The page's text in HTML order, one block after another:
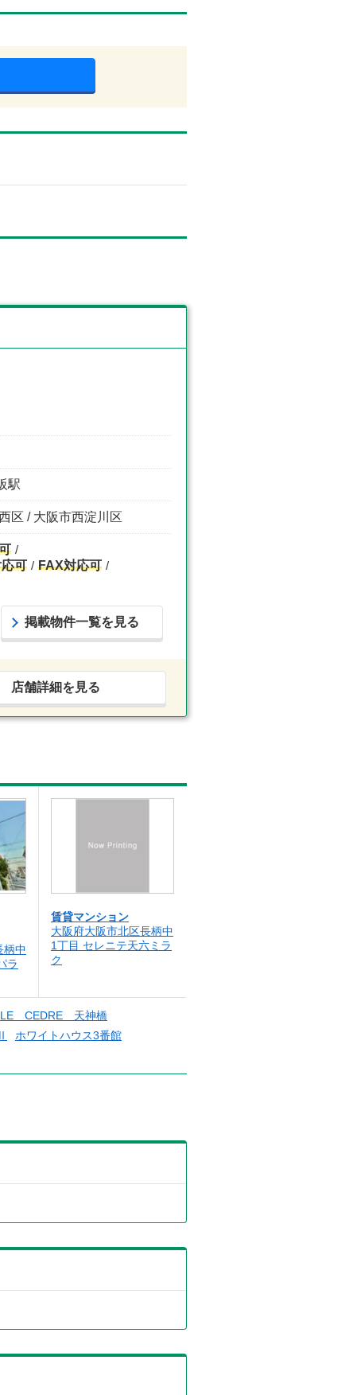
駅
区 / 大阪市西淀川区
可
FAX対応可
掲載物件一覧を見る
店舗詳細を見る
柄中
ラ
賃貸マンション
大阪府大阪市北区長柄中
1丁目 セレニテ天六ミラ
ク
LE CEDRE 天神橋
ホワイトハウス3番館